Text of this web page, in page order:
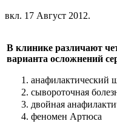
вкл. 17 Август 2012.
В клинике различают
варианта осложнений
анафилактический
сывороточная
двойная
феномен Артюса